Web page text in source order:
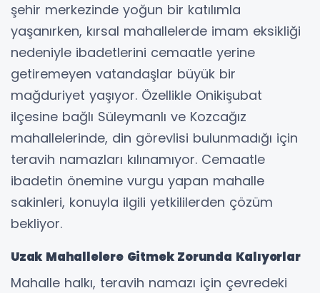
şehir merkezinde yoğun bir katılımla
yaşanırken, kırsal mahallelerde imam eksikliği
nedeniyle ibadetlerini cemaatle yerine
getiremeyen vatandaşlar büyük bir
mağduriyet yaşıyor. Özellikle Onikişubat
ilçesine bağlı Süleymanlı ve Kozcağız
mahallelerinde, din görevlisi bulunmadığı için
teravih namazları kılınamıyor. Cemaatle
ibadetin önemine vurgu yapan mahalle
sakinleri, konuyla ilgili yetkililerden çözüm
bekliyor.
Uzak Mahallelere Gitmek Zorunda Kalıyorlar
Mahalle halkı, teravih namazı için çevredeki